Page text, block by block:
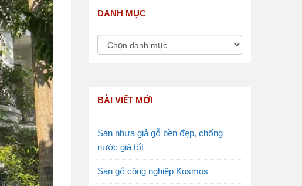
DANH MỤC
BÀI VIẾT MỚI
Sàn nhựa giả gỗ bền đẹp, chống
nước giá tốt
Sàn gỗ công nghiệp Kosmos